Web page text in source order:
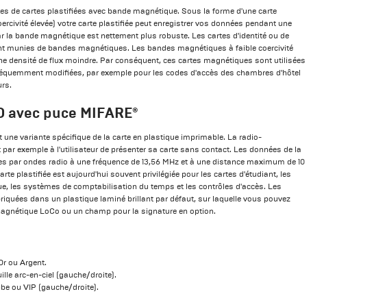
de cartes plastifiées avec bande magnétique. Sous la forme d'une carte
élevée) votre carte plastifiée peut enregistrer vos données pendant une
la bande magnétique est nettement plus robuste. Les cartes d'identité ou de
munies de bandes magnétiques. Les bandes magnétiques à faible coercivité
densité de flux moindre. Par conséquent, ces cartes magnétiques sont utilisées
modifiées, par exemple pour les codes d'accès des chambres d'hôtel
avec puce MIFARE®
une variante spécifique de la carte en plastique imprimable. La radio-
exemple à l'utilisateur de présenter sa carte sans contact. Les données de la
par ondes radio à une fréquence de 13,56 MHz et à une distance maximum de 10
plastifiée est aujourd'hui souvent privilégiée pour les cartes d'étudiant, les
les systèmes de comptabilisation du temps et les contrôles d'accès. Les
dans un plastique laminé brillant par défaut, sur laquelle vous pouvez
LoCo ou un champ pour la signature en option.
ou Argent.
arc-en-ciel (gauche/droite).
ou VIP (gauche/droite).